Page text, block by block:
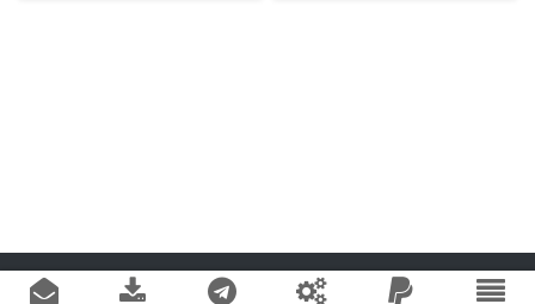
Copyright © 2020 游戏易站 版权所有 鄂ICP备2022019269号-1 网站地图